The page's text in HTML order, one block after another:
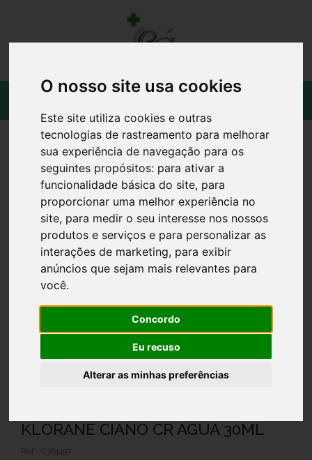
O nosso site usa cookies
Este site utiliza cookies e outras
tecnologias de rastreamento para melhorar
sua experiência de navegação para os
seguintes propósitos: para ativar a
funcionalidade básica do site, para
proporcionar uma melhor experiência no
site, para medir o seu interesse nos nossos
produtos e serviços e para personalizar as
interações de marketing, para exibir
anúncios que sejam mais relevantes para
você.
Concordo
Eu recuso
Alterar as minhas preferências
KLORANE CIANO CR AGUA 30ML
Ref.: 6364497